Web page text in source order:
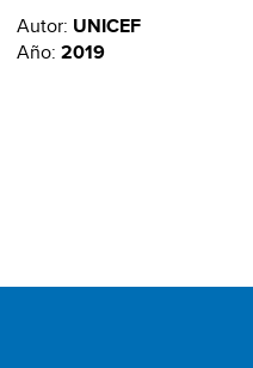
Autor: UNICEF
Año:2019